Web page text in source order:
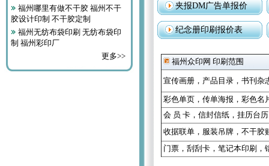
福州哪里有做不干胶 福州不干
胶设计印制 不干胶定制
福州无纺布袋印刷 无纺布袋印
制 福州彩印厂
更多>>
夹报DM广告单报价
纪念册印刷报价表
福州众印网 印刷范围
宣传画册， 产品目录， 书刊杂
彩色单页， 传单海报 ， 彩色名
会 员 卡， 信封信纸， 挂历台历
收据联单， 服装吊牌， 不干胶
门票， 刮刮卡， 笔记本印刷 ，